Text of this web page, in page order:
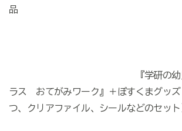
『学研の幼児ワー
ラス おてがみワーク』＋ぽすくまグッ
つ、クリアファイル、シールなどのセット